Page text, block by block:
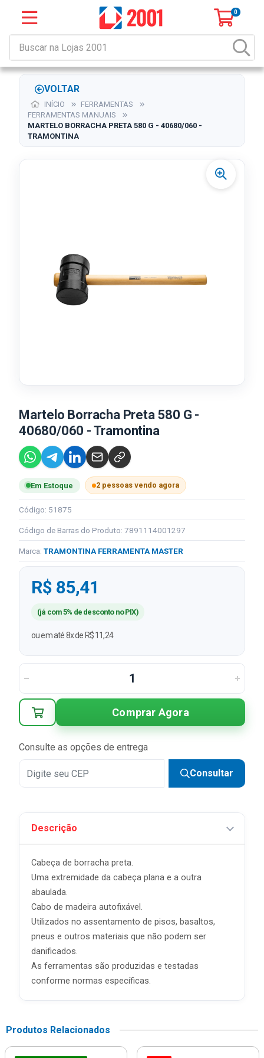
0
VOLTAR
INÍCIO
FERRAMENTAS
FERRAMENTAS MANUAIS
MARTELO BORRACHA PRETA 580 G - 40680/060 -
TRAMONTINA
Martelo Borracha Preta 580 G -
40680/060 - Tramontina
Em Estoque 2 pessoas vendo agora
Código: 51875
Código de Barras do Produto: 7891114001297
Marca: TRAMONTINA FERRAMENTA MASTER
R$ 85,41
(já com 5% de desconto no PIX)
ou em até 8x de R$ 11,24
Comprar Agora
Consulte as opções de entrega
Consultar
Descrição
Cabeça de borracha preta.
Uma extremidade da cabeça plana e a outra
abaulada.
Cabo de madeira autofixável.
Utilizados no assentamento de pisos, basaltos,
pneus e outros materiais que não podem ser
danificados.
As ferramentas são produzidas e testadas
conforme normas específicas.
Produtos Relacionados